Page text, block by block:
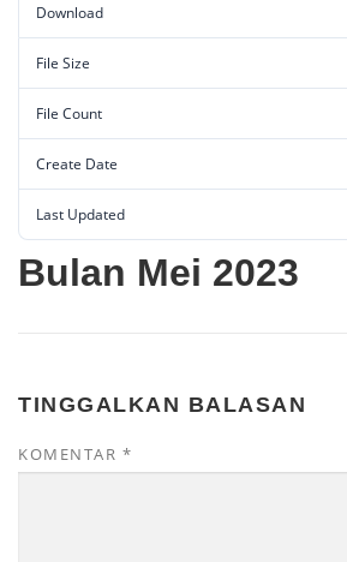
Download
File Size
File Count
Create Date
Last Updated
Bulan Mei 2023
TINGGALKAN BALASAN
KOMENTAR *